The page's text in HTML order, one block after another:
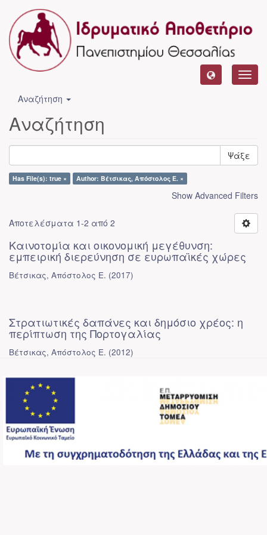
Αναζήτηση
Αναζήτηση
Ψάξε
Has File(s): true × Author: Βέτσικας, Απόστολος Ε. ×
Show Advanced Filters
Αποτελέσματα 1-2 από 2
Καινοτομία και οικονομική μεγέθυνση:
εμπειρική διερεύνηση σε ευρωπαϊκές χώρες
Βέτσικας, Απόστολος Ε. (2017)
Στρατιωτικές δαπάνες και δημόσιο χρέος: η
περίπτωση της Πορτογαλίας
Βέτσικας, Απόστολος Ε. (2012)